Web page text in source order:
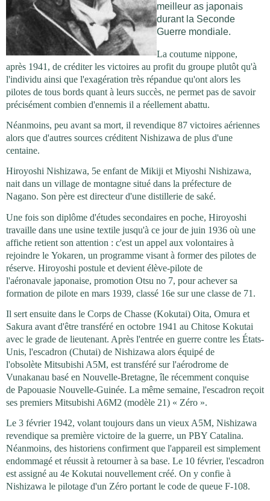
meilleur as japonais
durant la Seconde
Guerre mondiale.
La coutume nippone,
après 1941, de créditer les victoires au profit du groupe plutôt qu'à
l'individu ainsi que l'exagération très répandue qu'ont alors les
pilotes de tous bords quant à leurs succès, ne permet pas de savoir
précisément combien d'ennemis il a réellement abattu.
Néanmoins, peu avant sa mort, il revendique 87 victoires aériennes
alors que d'autres sources créditent Nishizawa de plus d'une
centaine.
Hiroyoshi Nishizawa, 5e enfant de Mikiji et Miyoshi Nishizawa,
nait dans un village de montagne situé dans la préfecture de
Nagano. Son père est directeur d'une distillerie de saké.
Une fois son diplôme d'études secondaires en poche, Hiroyoshi
travaille dans une usine textile jusqu'à ce jour de juin 1936 où une
affiche retient son attention : c'est un appel aux volontaires à
rejoindre le Yokaren, un programme visant à former des pilotes de
réserve. Hiroyoshi postule et devient élève-pilote de
l'aéronavale japonaise, promotion Otsu no 7, pour achever sa
formation de pilote en mars 1939, classé 16e sur une classe de 71.
Il sert ensuite dans le Corps de Chasse (Kokutai) Oita, Omura et
Sakura avant d'être transféré en octobre 1941 au Chitose Kokutai
avec le grade de lieutenant. Après l'entrée en guerre contre les États-
Unis, l'escadron (Chutai) de Nishizawa alors équipé de
l'obsolète Mitsubishi A5M, est transféré sur l'aérodrome de
Vunakanau basé en Nouvelle-Bretagne, île récemment conquise
de Papouasie Nouvelle-Guinée. La même semaine, l'escadron reçoit
ses premiers Mitsubishi A6M2 (modèle 21) « Zéro ».
Le 3 février 1942, volant toujours dans un vieux A5M, Nishizawa
revendique sa première victoire de la guerre, un PBY Catalina.
Néanmoins, des historiens confirment que l'appareil est simplement
endommagé et réussit à retourner à sa base. Le 10 février, l'escadron
est assigné au 4e Kokutai nouvellement créé. On y confie à
Nishizawa le pilotage d'un Zéro portant le code de queue F-108.